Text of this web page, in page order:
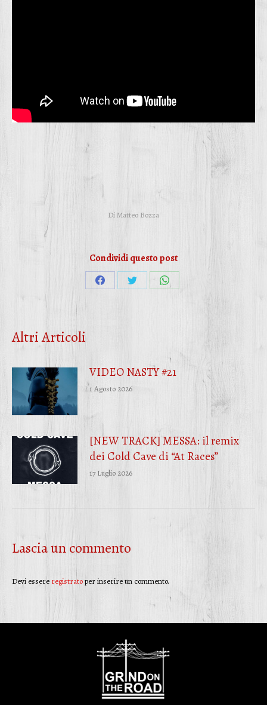
DiMatteo Bozza
Condividi questo post
CondividiCondividiCondividi
Altri Articoli
VIDEO NASTY #21
1 Agosto 2026
[NEW TRACK] MESSA: il remix
dei Cold Cave di “At Races”
17 Luglio 2026
Lascia un commento
Devi essere registratoper inserire un commento.